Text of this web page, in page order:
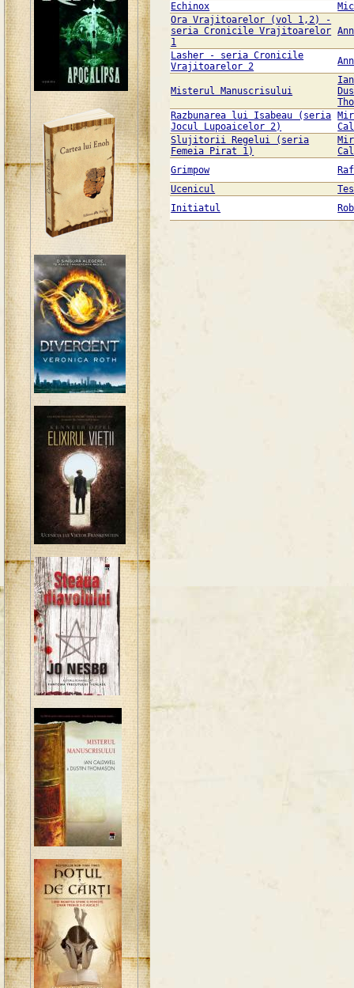
Echinox
Ora Vrajitoarelor (vol 1,2) -
seria Cronicile Vrajitoarelor
1
Lasher - seria Cronicile
Vrajitoarelor 2
Misterul Manuscrisului
Razbunarea lui Isabeau (seria
Jocul Lupoaicelor 2)
Slujitorii Regelui (seria
Femeia Pirat 1)
Grimpow
Ucenicul
Initiatul